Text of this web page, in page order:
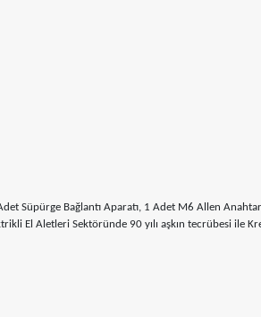
Süpürge Bağlantı Aparatı, 1 Adet M6 Allen
El Aletleri Sektöründe 90 yılı aşkın tecrübesi